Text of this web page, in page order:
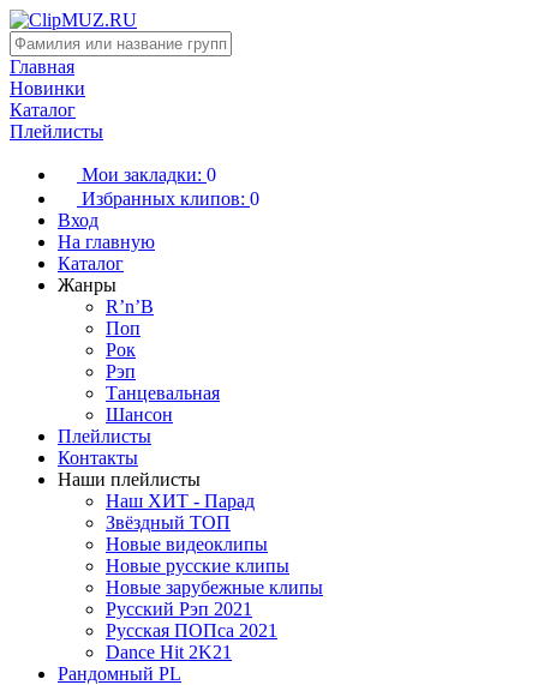
Главная
Новинки
Каталог
Плейлисты
Мои закладки: 0
Избранных клипов: 0
Вход
На главную
Каталог
Жанры
R’n’B
Поп
Рок
Рэп
Танцевальная
Шансон
Плейлисты
Контакты
Наши плейлисты
Наш ХИТ - Парад
Звёздный ТОП
Новые видеоклипы
Новые русские клипы
Новые зарубежные клипы
Русский Рэп 2021
Русская ПОПса 2021
Dance Hit 2K21
Рандомный PL